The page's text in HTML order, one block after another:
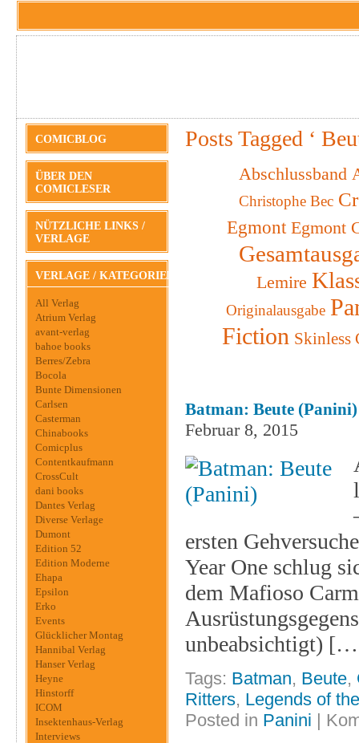
COMICBLOG
ÜBER DEN
COMICLESER
NÜTZLICHE LINKS /
VERLAGE
VERLAGE / KATEGORIEN
All Verlag
Atrium Verlag
avant-verlag
bahoe books
Berres/Zebra
Bocola
Bunte Dimensionen
Carlsen
Casterman
Chinabooks
Comicplus
Contentkaufmann
CrossCult
dani books
Dantes Verlag
Diverse Verlage
Dumont
Edition 52
Edition Moderne
Ehapa
Epsilon
Erko
Events
Glücklicher Montag
Hannibal Verlag
Hanser Verlag
Heyne
Hinstorff
ICOM
Insektenhaus-Verlag
Interviews
Posts Tagged ‘
Abschlussband
Christophe Bec
Egmont Egmont
Lemire
Originalausgabe
Fiction Skinless
Batman: Beute (Panini)
Februar 8, 2015
ersten
Year One schlug
dem Mafioso
unbeabsichtigt)
Tags: Batman, Beute,
Ritters, Legends of
Posted in Panini |